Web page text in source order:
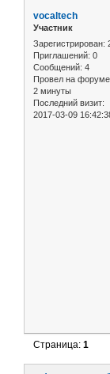
vocaltech
Участник
Зарегистрирован:
Приглашений: 0
Сообщений: 4
Провел на
2 минуты
Последний визит:
2017-03-09
Страница:1